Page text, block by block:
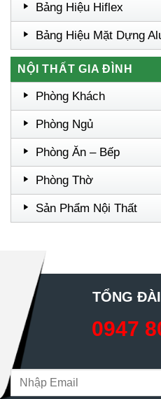
Bảng Hiệu Hiflex
Bảng Hiệu Mặt Dựng
NỘI THẤT GIA ĐÌNH
Phòng Khách
Phòng Ngủ
Phòng Ăn – Bếp
Phòng Thờ
Sản Phẩm Nội Thất
TỔNG ĐÀI
0947